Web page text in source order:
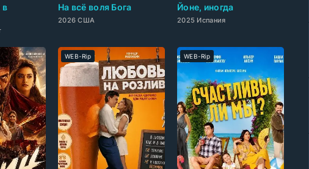
в
На всё воля Бога
2026 США
Йоне, иногда
2025 Испания
WEB-Rip WEB-Rip